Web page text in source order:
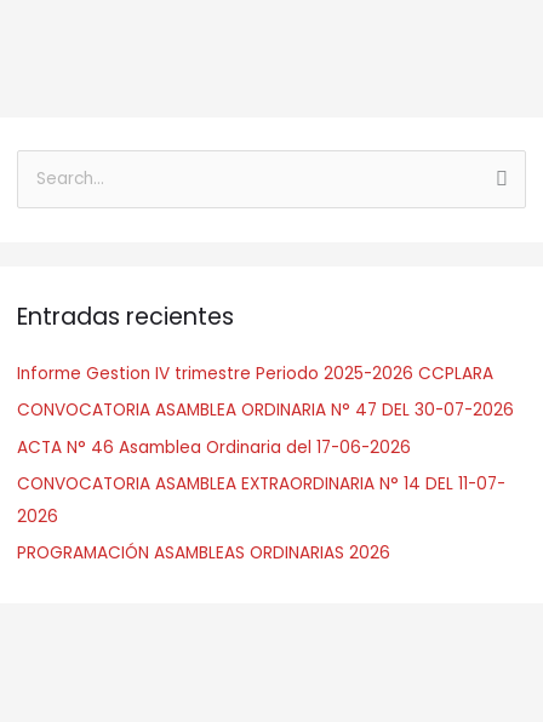
u
a
:
Entradas recientes
Informe Gestion IV trimestre Periodo 2025-2026 CCPLARA
CONVOCATORIA ASAMBLEA ORDINARIA N° 47 DEL 30-07-2026
ACTA N° 46 Asamblea Ordinaria del 17-06-2026
CONVOCATORIA ASAMBLEA EXTRAORDINARIA N° 14 DEL 11-07-
2026
PROGRAMACIÓN ASAMBLEAS ORDINARIAS 2026